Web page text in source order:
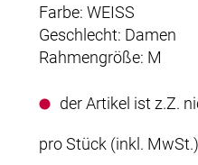
Farbe: WEISS
Geschlecht: Damen
Rahmengröße: M
der Artikel ist z.Z.
pro Stück (inkl. MwSt.)